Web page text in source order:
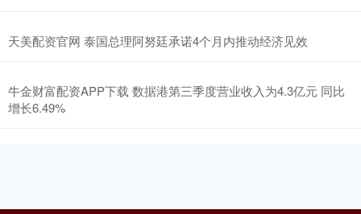
天美配资官网 泰国总理阿努廷承诺4个月内推动经济见效
牛金财富配资APP下载 数据港第三季度营业收入为4.3亿元 同比
增长6.49%